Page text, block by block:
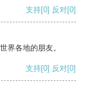
支持[0] 反对[0]
界各地的朋友。
支持[0] 反对[0]